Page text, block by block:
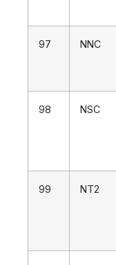
97 NNC
98 NSC
99 NT2